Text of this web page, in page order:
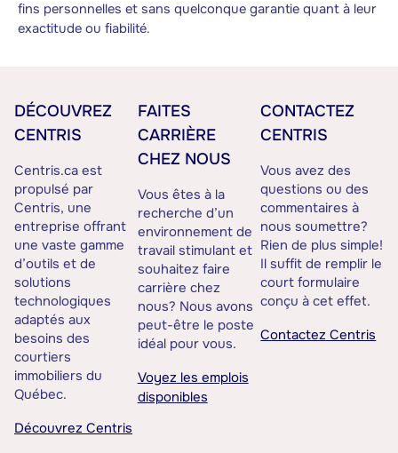
fins personnelles et sans quelconque garantie quant à leur
exactitude ou fiabilité.
DÉCOUVREZ
CENTRIS
Centris.ca est
propulsé par
Centris, une
entreprise offrant
une vaste gamme
d’outils et de
solutions
technologiques
adaptés aux
besoins des
courtiers
immobiliers du
Québec.
Découvrez Centris
FAITES
CARRIÈRE
CHEZ NOUS
Vous êtes à la
recherche d’un
environnement de
travail stimulant et
souhaitez faire
carrière chez
nous? Nous avons
peut-être le poste
idéal pour vous.
Voyez les emplois
disponibles
CONTACTEZ
CENTRIS
Vous avez des
questions ou des
commentaires à
nous soumettre?
Rien de plus simple!
Il suffit de remplir le
court formulaire
conçu à cet effet.
Contactez Centris